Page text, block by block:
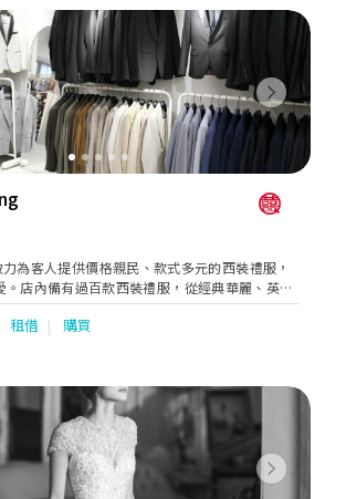
的服務團隊具有豐富的經驗和敏銳的洞察力，能
和需求，為客人打造獨一無二的婚禮風格。 為了
Miss Suki Wedding 的服務團隊會提前與客人溝
和喜好，並根據客人的需求和喜好，為客人打
。在婚禮當天，我們的服務團隊會全程陪伴客
節都能夠完美呈現，讓客人能夠全身心地享受婚
如果您正在尋找一家能夠為您提供最優質婚禮
Suki Wedding 將會是您最好的選擇!
Next
為客人提供價格親民、款式多元的西裝禮服，
。店內備有過百款西裝禮服，從經典華麗、英倫
調日常造型，一應俱全，並按齊全尺碼可供訂
及伴郎團一站式配襯。過千尺舒適空間讓您輕
租借 購買
Next